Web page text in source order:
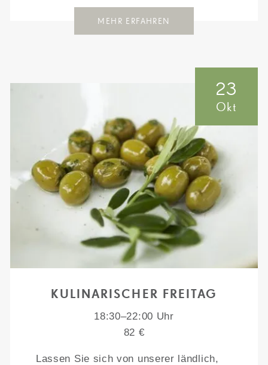
MEHR ERFAHREN
23
Okt
KULINARISCHER FREITAG
18:30–22:00 Uhr
82 €
Lassen Sie sich von unserer ländlich,